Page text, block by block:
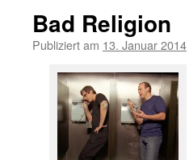
Bad Religion
Publiziert am 13. Januar 2014